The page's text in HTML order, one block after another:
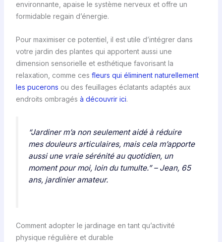
environnante, apaise le système nerveux et offre un
formidable regain d’énergie.
Pour maximiser ce potentiel, il est utile d’intégrer dans
votre jardin des plantes qui apportent aussi une
dimension sensorielle et esthétique favorisant la
relaxation, comme ces fleurs qui éliminent naturellement
les pucerons ou des feuillages éclatants adaptés aux
endroits ombragés à découvrir ici.
“Jardiner m’a non seulement aidé à réduire
mes douleurs articulaires, mais cela m’apporte
aussi une vraie sérénité au quotidien, un
moment pour moi, loin du tumulte.”– Jean, 65
ans, jardinier amateur.
Comment adopter le jardinage en tant qu’activité
physique régulière et durable